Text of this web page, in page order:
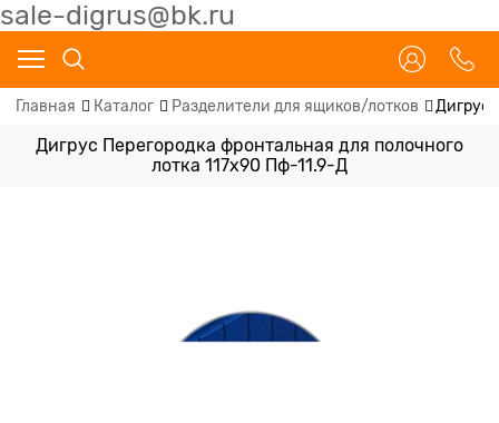
sale-digrus@bk.ru
Главная Каталог Разделители для ящиков/лотков Дигрус
Дигрус Перегородка фронтальная для полочного
лотка 117х90 Пф-11.9-Д